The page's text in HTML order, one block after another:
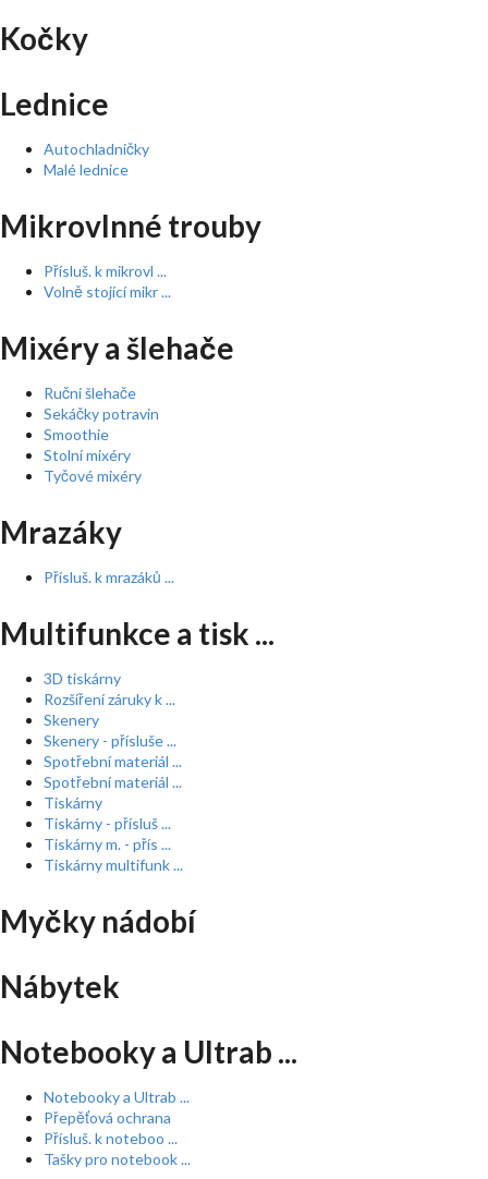
Kočky
Lednice
Autochladničky
Malé lednice
Mikrovlnné trouby
Přísluš. k mikrovl ...
Volně stojící mikr ...
Mixéry a šlehače
Ruční šlehače
Sekáčky potravin
Smoothie
Stolní mixéry
Tyčové mixéry
Mrazáky
Přísluš. k mrazáků ...
Multifunkce a tisk ...
3D tiskárny
Rozšíření záruky k ...
Skenery
Skenery - přísluše ...
Spotřební materiál ...
Spotřební materiál ...
Tiskárny
Tiskárny - přísluš ...
Tiskárny m. - přís ...
Tiskárny multifunk ...
Myčky nádobí
Nábytek
Notebooky a Ultrab ...
Notebooky a Ultrab ...
Přepěťová ochrana
Přísluš. k noteboo ...
Tašky pro notebook ...